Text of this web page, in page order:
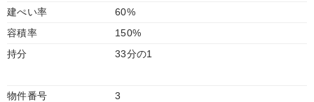
建ぺい率
60%
容積率
150%
持分
33分の1
物件番号
3